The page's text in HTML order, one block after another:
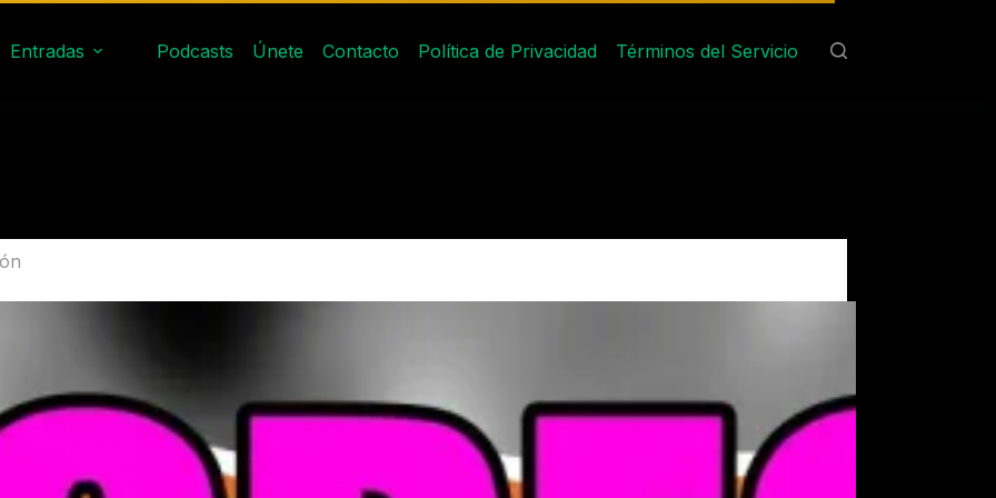
Entradas Podcasts Únete Contacto Política de Privacidad Términos del Servicio